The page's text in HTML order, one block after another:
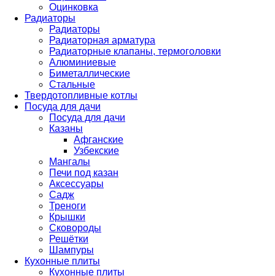
Оцинковка
Радиаторы
Радиаторы
Радиаторная арматура
Радиаторные клапаны, термоголовки
Алюминиевые
Биметаллические
Стальные
Твердотопливные котлы
Посуда для дачи
Посуда для дачи
Казаны
Афганские
Узбекские
Мангалы
Печи под казан
Аксессуары
Садж
Треноги
Крышки
Сковороды
Решётки
Шампуры
Кухонные плиты
Кухонные плиты